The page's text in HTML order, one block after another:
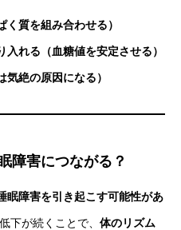
質を組み合わせる）
れる（血糖値を安定させる）
絶の原因になる）
障害につながる？
眠障害を引き起こす可能性があ
下が続くことで、 体のリズム